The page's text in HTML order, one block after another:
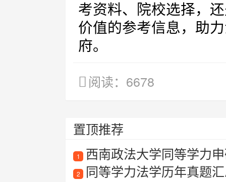
考资料、院校选择，
价值的参考信息，助
府。
阅读：6678
置顶推荐
1 西南政法大学同等学力
2 同等学力法学历年真题